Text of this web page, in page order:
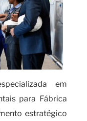
em
para Fábrica
estratégico